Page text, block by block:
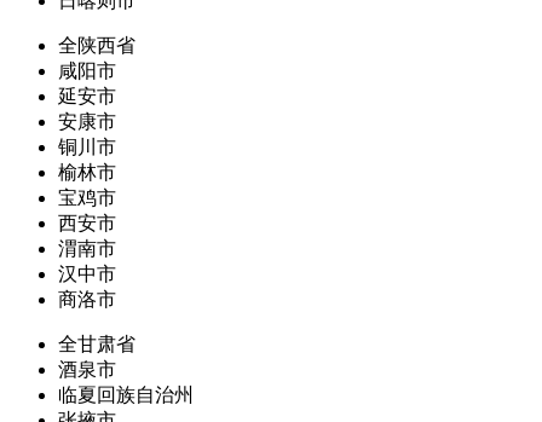
全陕西省
咸阳市
延安市
安康市
铜川市
榆林市
宝鸡市
西安市
渭南市
汉中市
商洛市
全甘肃省
酒泉市
临夏回族自治州